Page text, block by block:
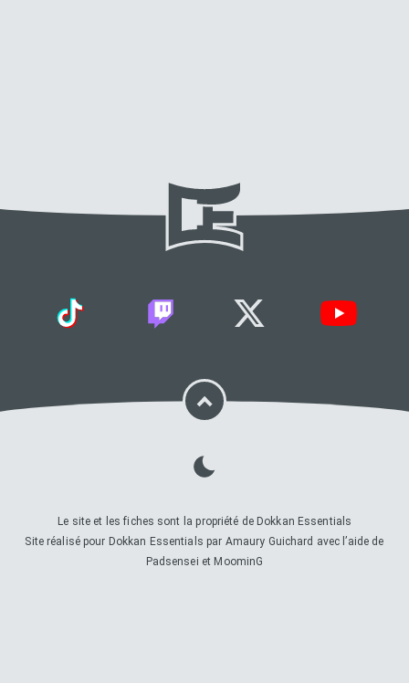
Le site et les fiches sont la propriété de Dokkan Essentials
Site réalisé pour Dokkan Essentials par Amaury Guichard avec l’aide de
Padsensei et MoominG